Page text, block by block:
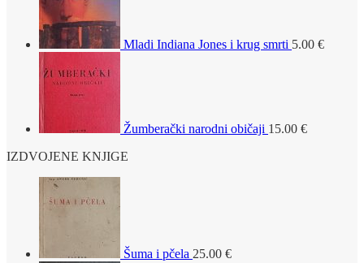
Mladi Indiana Jones i krug smrti 5.00 €
Žumberački narodni običaji 15.00 €
IZDVOJENE KNJIGE
Šuma i pčela 25.00 €